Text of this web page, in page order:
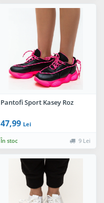
Pantofi Sport Kasey Roz
47,99 Lei
În stoc 9 Lei